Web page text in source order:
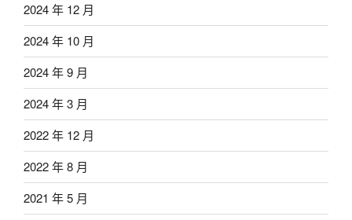
2024 年 12 月
2024 年 10 月
2024 年 9 月
2024 年 3 月
2022 年 12 月
2022 年 8 月
2021 年 5 月